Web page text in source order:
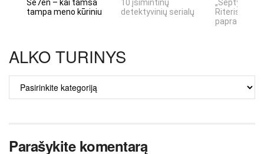
Se7en – kai tamsa
tampa meno kūriniu
10 įsimintinų
detektyvinių serialų
„Septynių
Riteris" – kai
ALKO TURINYS
ALKO
TURINYS
Parašykite komentarą